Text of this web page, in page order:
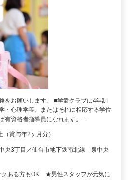
をお願いします。 ■学童クラブは4年制
・心理学等、またはそれに相応する学位
有資格者指導員になれます。…
賞与年2ヶ月分）
央3丁目／仙台市地下鉄南北線「泉中央
クある方もOK ★男性スタッフが元気に